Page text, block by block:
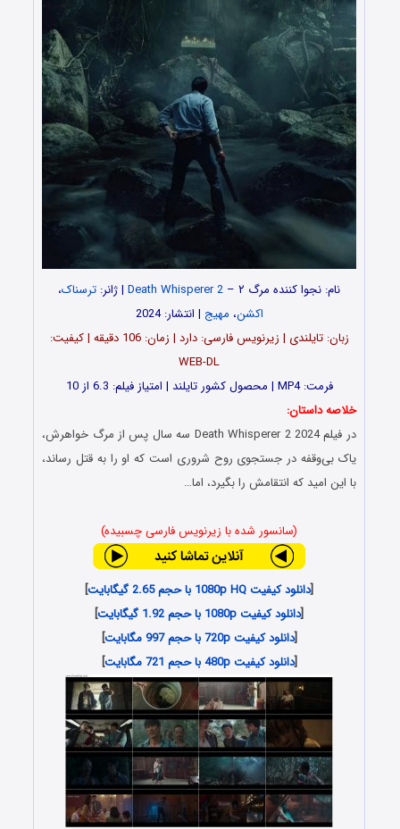
نام: نجوا کننده مرگ ۲ – Death Whisperer 2 | ژانر: ترسناک،
اکشن، مهیج | انتشار: 2024
زبان: تایلندی | زیرنویس فارسی: دارد | زمان: 106 دقیقه | کیفیت:
WEB-DL
فرمت: MP4 | محصول کشور تایلند | امتیاز فیلم: 6.3 از 10
خلاصه داستان:
در فیلم Death Whisperer 2 2024 سه سال پس از مرگ خواهرش،
یاک بی‌وقفه در جستجوی روح شروری است که او را به قتل رساند،
با این امید که انتقامش را بگیرد، اما…
(سانسور شده با زیرنویس فارسی چسبیده)
[دانلود کیفیت 1080p HQ با حجم 2.65 گیگابایت
]
[دانلود کیفیت 1080p با حجم 1.92 گیگابایت
]
[دانلود کیفیت 720p با حجم 997 مگابایت
]
[دانلود کیفیت 480p با حجم 721 مگابایت ]